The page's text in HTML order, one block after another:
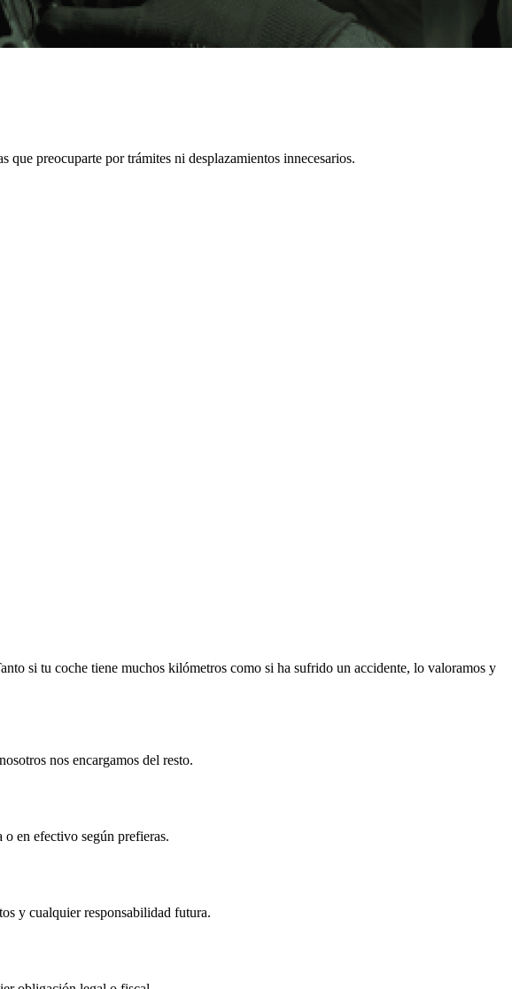
preocuparte por trámites ni desplazamientos innecesarios.
si tu coche tiene muchos kilómetros como si ha sufrido un accidente, lo valoramos y
nos encargamos del resto.
en efectivo según prefieras.
y cualquier responsabilidad futura.